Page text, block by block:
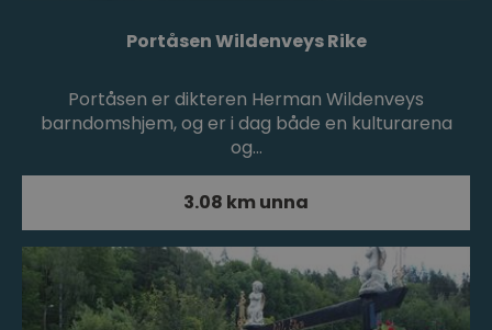
Portåsen Wildenveys Rike
Portåsen er dikteren Herman Wildenveys
barndomshjem, og er i dag både en kulturarena
og…
3.08 km unna